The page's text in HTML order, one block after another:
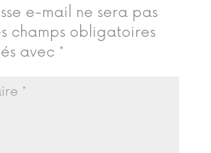
e-mail ne sera pas
champs obligatoires
avec *